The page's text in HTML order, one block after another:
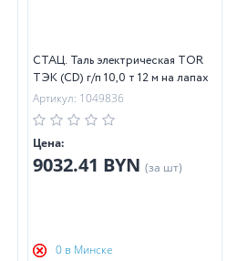
СТАЦ. Таль электрическая TOR
ТЭК (CD) г/п 10,0 т 12 м на лапах
Артикул: 1049836
Цена:
9032.41 BYN (за шт)
0 в Минске